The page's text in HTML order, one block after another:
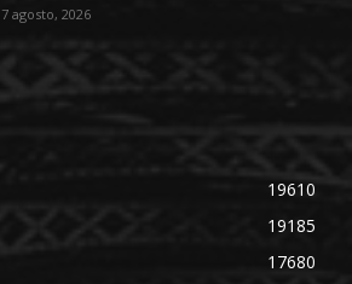
7 agosto, 2026
19610
19185
17680